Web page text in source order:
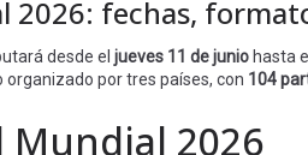
2026: fechas,
desde el jueves 11 de junio hasta el
organizado por tres países, con 104
Mundial 2026